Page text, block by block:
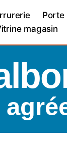
Porte
magasin